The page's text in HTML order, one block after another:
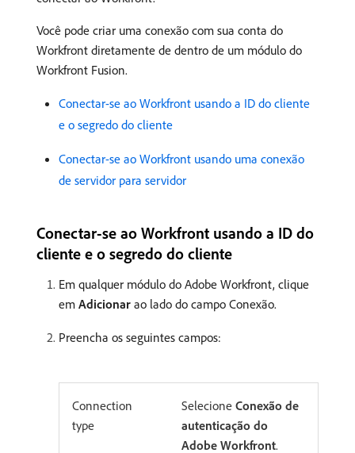
Você pode criar uma conexão com sua conta do
Workfront diretamente de dentro de um módulo do
Workfront Fusion.
Conectar-se ao Workfront usando a ID do cliente
e o segredo do cliente
Conectar-se ao Workfront usando uma conexão
de servidor para servidor
Conectar-se ao Workfront usando a ID do
cliente e o segredo do cliente
Em qualquer módulo do Adobe Workfront, clique
em Adicionar ao lado do campo Conexão.
Preencha os seguintes campos:
Connection
type
Selecione Conexão de
autenticação do
Adobe Workfront.